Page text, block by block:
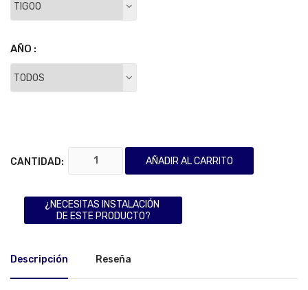
AÑO :
CANTIDAD: AÑADIR AL CARRITO
¿NECESITAS INSTALACIÓN
DE ESTE PRODUCTO?
Descripción Reseña